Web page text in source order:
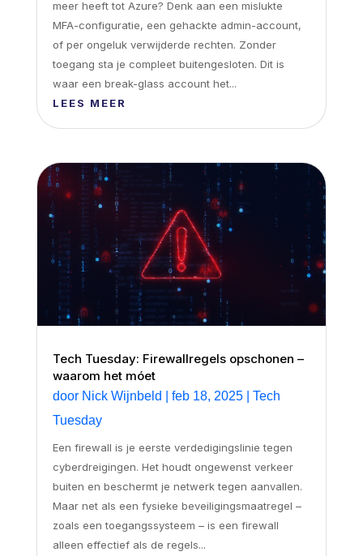
meer heeft tot Azure? Denk aan een mislukte
MFA-configuratie, een gehackte admin-account,
of per ongeluk verwijderde rechten. Zonder
toegang sta je compleet buitengesloten. Dit is
waar een break-glass account het...
LEES MEER
Tech Tuesday: Firewallregels opschonen –
waarom het móet
door Nick Wijnbeld feb 18, 2025| Tech
Tuesday
Een firewall is je eerste verdedigingslinie tegen
cyberdreigingen. Het houdt ongewenst verkeer
buiten en beschermt je netwerk tegen aanvallen.
Maar net als een fysieke beveiligingsmaatregel –
zoals een toegangssysteem – is een firewall
alleen effectief als de regels...